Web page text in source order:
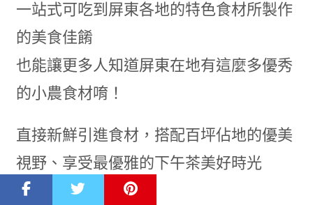
一站式可吃到屏東各地的特色食材所製作
的美食佳餚
也能讓更多人知道屏東在地有這麼多優秀
的小農食材唷！
直接新鮮引進食材，搭配百坪佔地的優美
視野、享受最優雅的下午茶美好時光